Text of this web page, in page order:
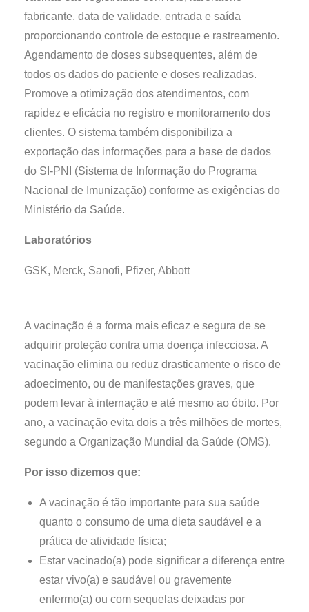
fabricante, data de validade, entrada e saída
proporcionando controle de estoque e rastreamento.
Agendamento de doses subsequentes, além de
todos os dados do paciente e doses realizadas.
Promove a otimização dos atendimentos, com
rapidez e eficácia no registro e monitoramento dos
clientes. O sistema também disponibiliza a
exportação das informações para a base de dados
do SI-PNI (Sistema de Informação do Programa
Nacional de Imunização) conforme as exigências do
Ministério da Saúde.
Laboratórios
GSK, Merck, Sanofi, Pfizer, Abbott
A vacinação é a forma mais eficaz e segura de se
adquirir proteção contra uma doença infecciosa. A
vacinação elimina ou reduz drasticamente o risco de
adoecimento, ou de manifestações graves, que
podem levar à internação e até mesmo ao óbito. Por
ano, a vacinação evita dois a três milhões de mortes,
segundo a Organização Mundial da Saúde (OMS).
Por isso dizemos que:
A vacinação é tão importante para sua saúde
quanto o consumo de uma dieta saudável e a
prática de atividade física;
Estar vacinado(a) pode significar a diferença entre
estar vivo(a) e saudável ou gravemente
enfermo(a) ou com sequelas deixadas por